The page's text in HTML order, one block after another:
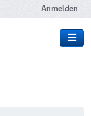
Anmelden